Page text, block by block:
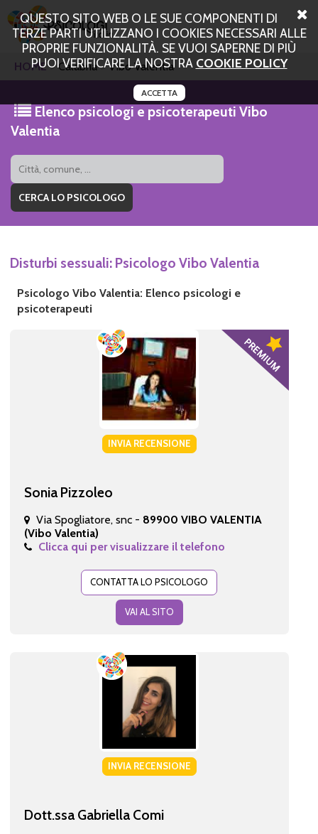
QUESTO SITO WEB O LE SUE COMPONENTI DI
TERZE PARTI UTILIZZANO I COOKIES NECESSARI ALLE
PROPRIE FUNZIONALITÀ. SE VUOI SAPERNE DI PIÙ
PUOI VERIFICARE LA NOSTRA COOKIE POLICY
ACCETTA
HOME Calabria Vibo Valentia
Elenco psicologi e psicoterapeuti Vibo
Valentia
Disturbi sessuali: Psicologo Vibo Valentia
Psicologo Vibo Valentia: Elenco psicologi e
psicoterapeuti
INVIA RECENSIONE
Sonia Pizzoleo
Via Spogliatore, snc - 89900 VIBO VALENTIA
(Vibo Valentia)
Clicca qui per visualizzare il telefono
CONTATTA LO PSICOLOGO
VAI AL SITO
INVIA RECENSIONE
Dott.ssa Gabriella Comi